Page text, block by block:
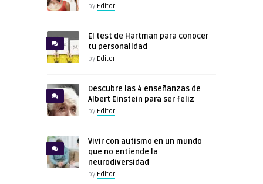
by Editor
El test de Hartman para conocer
tu personalidad
by Editor
Descubre las 4 enseñanzas de
Albert Einstein para ser feliz
by Editor
Vivir con autismo en un mundo
que no entiende la
neurodiversidad
by Editor